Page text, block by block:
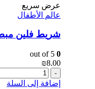
عرض سريع
عالم الأطفال
شريط فلين
0
₪8.00
-
إضافة إلى السلة